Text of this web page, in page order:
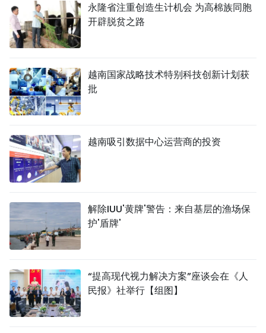
永隆省注重创造生计机会 为高棉族同胞
开辟脱贫之路
越南国家战略技术特别科技创新计划获
批
越南吸引数据中心运营商的投资
解除IUU'黄牌'警告：来自基层的渔场保
护'盾牌'
“提高现代视力解决方案”座谈会在《人
民报》社举行【组图】